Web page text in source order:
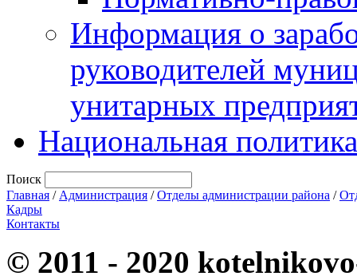
Информация о
руководителей
унитарных
Национальная политика
Поиск
Главная / Администрация /Отделы администрации района /
Кадры
Контакты
© 2011 - 2020